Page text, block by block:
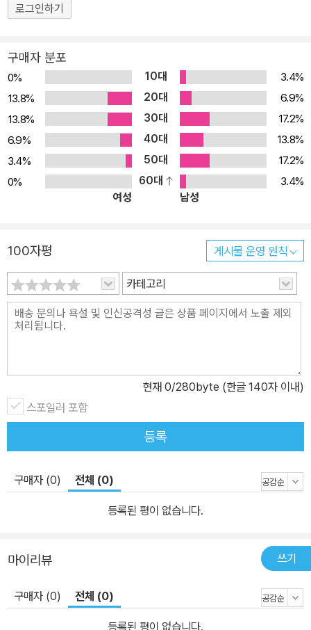
로그인하기
구매자 분포
0% 10대
3.4%
13.8%
20대
6.9%
13.8%
30대
17.2%
6.9%
40대
13.8%
3.4%
50대
17.2%
0%
60대
3.4%
여성
남성
100자평 게시물 운영 원칙
카테고리
현재 0/280byte (한글 140자 이내)
스포일러 포함
등록
구매자 (0) 전체 (0)
등록된 평이 없습니다.
마이리뷰 쓰기
구매자 (0) 전체 (0)
등록된 평이 없습니다.